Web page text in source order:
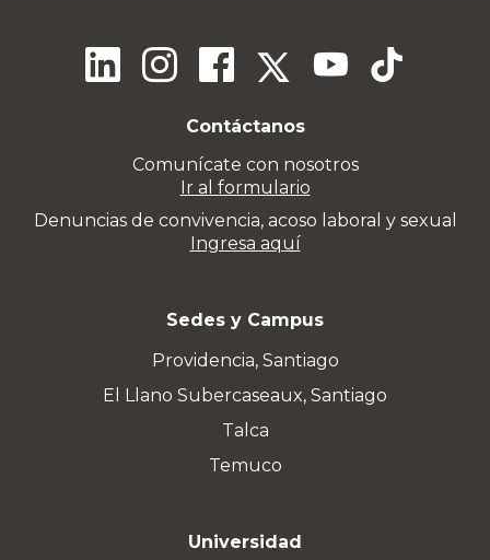
Contáctanos
Comunícate con nosotros
Ir al formulario
Denuncias de convivencia, acoso laboral y sexual
Ingresa aquí
Sedes y Campus
Providencia, Santiago
El Llano Subercaseaux, Santiago
Talca
Temuco
Universidad